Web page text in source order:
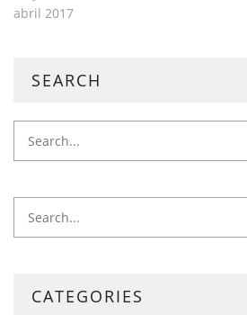
abril 2017
SEARCH
CATEGORIES